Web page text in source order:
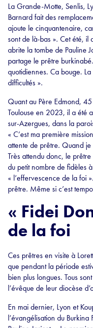
La Grande-Motte, Senlis,
Barnard fait des
ajoute le cinquantenaire,
sont de là-bas ». Cet été,
abrite la tombe de Pauline
partage le prêtre
quotidiennes. Ca bouge.
difficultés ».
Quant au Père Edmond,
Toulouse en 2023, il a été
sur-Azergues, dans la
« C’est ma première
attente de prêtre. Quand je
Très attendu donc, le
du petit nombre de fidèles
« l’effervescence de la foi
prêtre. Même si c’est
« Fidei
de la foi
Ces prêtres en visite à
que pendant la période
bien plus longues. Tous
l’évêque de leur diocèse
En mai dernier, Lyon et
l’évangélisation du